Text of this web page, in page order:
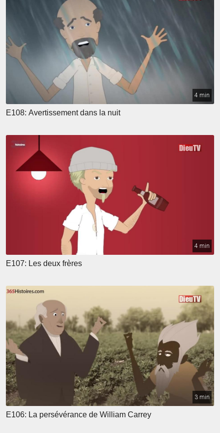
4 min
E108: Avertissement dans la nuit
4 min
E107: Les deux frères
3 min
E106: La persévérance de William Carrey